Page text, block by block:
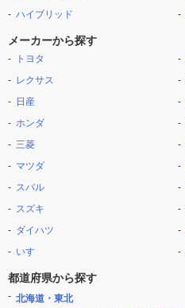
ハイブリッド
メーカーから探す
トヨタ
レクサス
日産
ホンダ
三菱
マツダ
スバル
スズキ
ダイハツ
いすゞ
都道府県から探す
北海道・東北